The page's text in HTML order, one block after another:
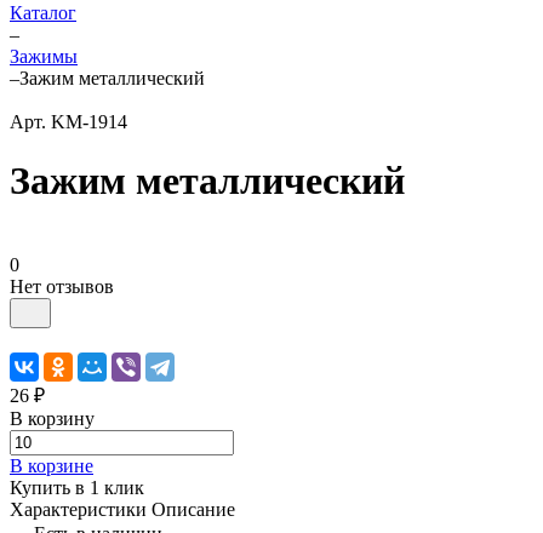
Каталог
–
Зажимы
–Зажим металлический
Арт. KM-1914
Зажим металлический
0
Нет отзывов
26 ₽
В корзину
В корзине
Купить в 1 клик
Характеристики Описание